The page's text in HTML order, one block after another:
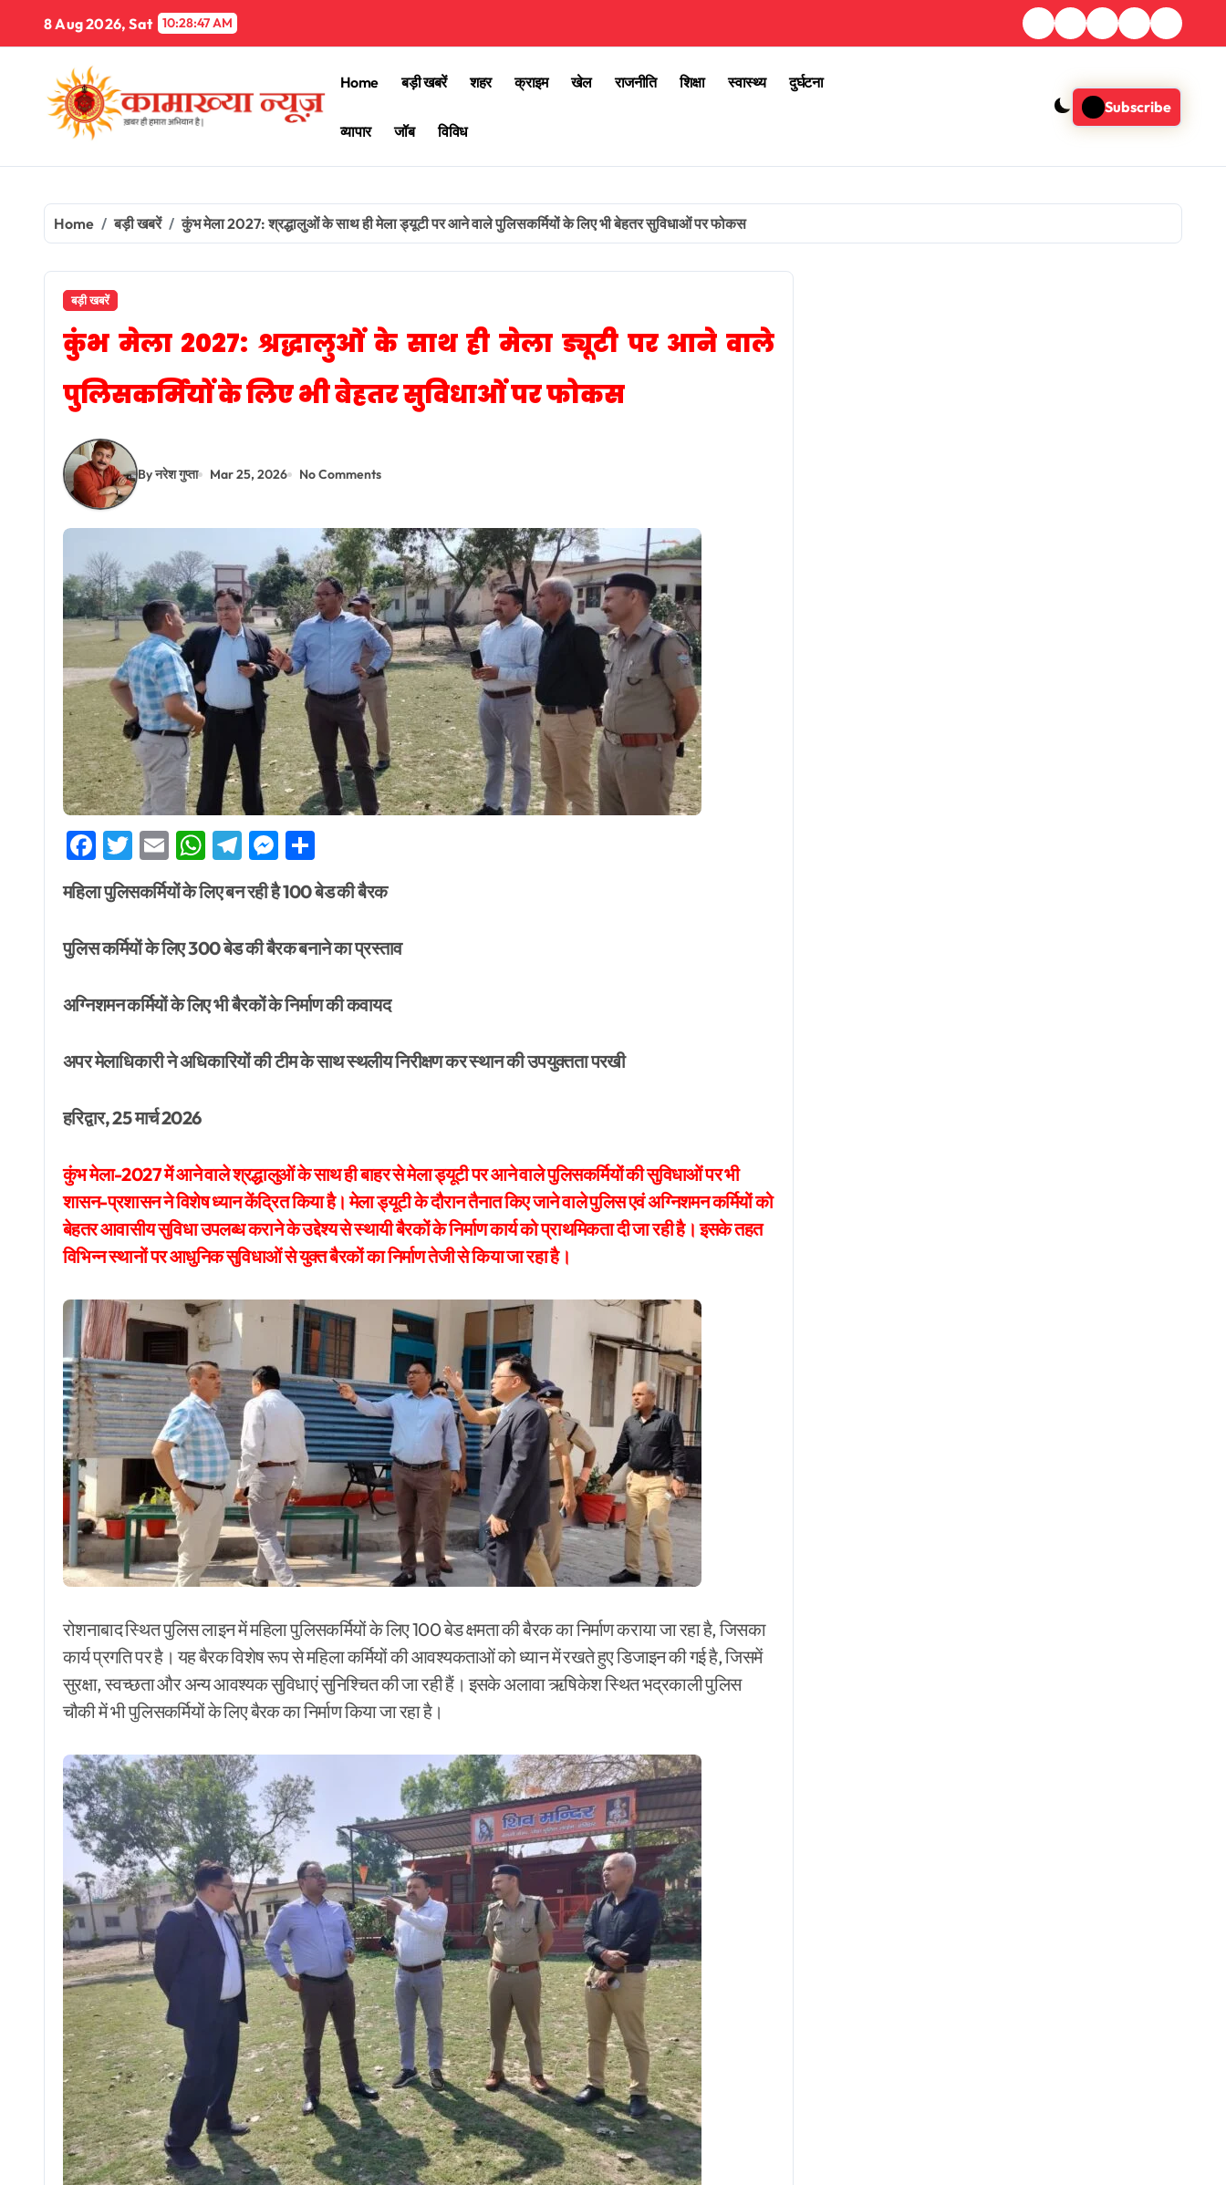
content
8 Aug 2026, Sat 10:28:49 AM
Home बड़ी खबरें शहर क्राइम खेल राजनीति शिक्षा स्वास्थ्य दुर्घटना
व्यापार जॉब विविध
Subscribe
Home बड़ी खबरें कुंभ मेला 2027: श्रद्धालुओं के साथ ही मेला ड्यूटी पर आने वाले पुलिसकर्मियों के लिए भी बेहतर सुविधाओं पर फोकस
बड़ी खबरें
कुंभ मेला 2027: श्रद्धालुओं के साथ ही मेला ड्यूटी पर आने वाले
पुलिसकर्मियों के लिए भी बेहतर सुविधाओं पर फोकस
By नरेश गुप्ता Mar 25, 2026 No Comments
Facebook
Twitter
EmailWhatsApp
Telegram
Messenger
महिला पुलिसकर्मियों के लिए बन रही है 100 बेड की बैरक
पुलिस कर्मियों के लिए 300 बेड की बैरक बनाने का प्रस्ताव
अग्निशमन कर्मियों के लिए भी बैरकों के निर्माण की कवायद
अपर मेलाधिकारी ने अधिकारियों की टीम के साथ स्थलीय निरीक्षण कर स्थान की उपयुक्तता परखी
हरिद्वार, 25 मार्च 2026
कुंभ मेला-2027 में आने वाले श्रद्धालुओं के साथ ही बाहर से मेला ड्यूटी पर आने वाले पुलिसकर्मियों की सुविधाओं पर भी
शासन-प्रशासन ने विशेष ध्यान केंद्रित किया है। मेला ड्यूटी के दौरान तैनात किए जाने वाले पुलिस एवं अग्निशमन कर्मियों को
बेहतर आवासीय सुविधा उपलब्ध कराने के उद्देश्य से स्थायी बैरकों के निर्माण कार्य को प्राथमिकता दी जा रही है। इसके तहत
विभिन्न स्थानों पर आधुनिक सुविधाओं से युक्त बैरकों का निर्माण तेजी से किया जा रहा है।
रोशनाबाद स्थित पुलिस लाइन में महिला पुलिसकर्मियों के लिए 100 बेड क्षमता की बैरक का निर्माण कराया जा रहा है, जिसका
कार्य प्रगति पर है। यह बैरक विशेष रूप से महिला कर्मियों की आवश्यकताओं को ध्यान में रखते हुए डिजाइन की गई है, जिसमें
सुरक्षा, स्वच्छता और अन्य आवश्यक सुविधाएं सुनिश्चित की जा रही हैं। इसके अलावा ऋषिकेश स्थित भद्रकाली पुलिस
चौकी में भी पुलिसकर्मियों के लिए बैरक का निर्माण किया जा रहा है।